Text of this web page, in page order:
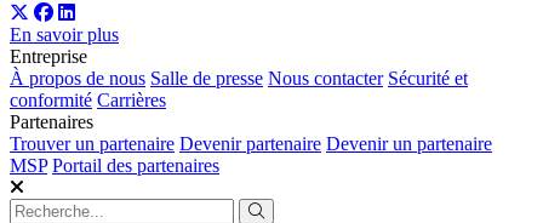
En savoir plus
Entreprise
À propos de nous Salle de presse Nous contacter Sécurité et
conformité Carrières
Partenaires
Trouver un partenaire Devenir partenaire Devenir un partenaire
MSP Portail des partenaires